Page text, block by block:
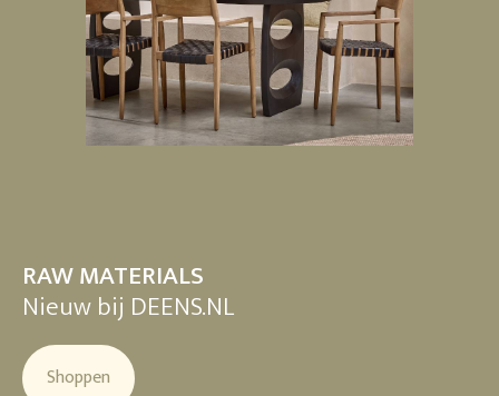
RAW MATERIALS
Nieuw bij DEENS.NL
Shoppen